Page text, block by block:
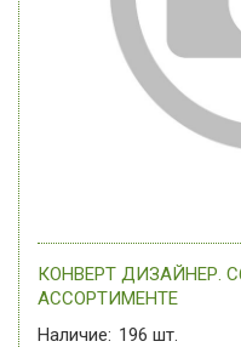
КОНВЕРТ ДИЗАЙНЕР.
АССОРТИМЕНТЕ
Наличие: 196 шт.